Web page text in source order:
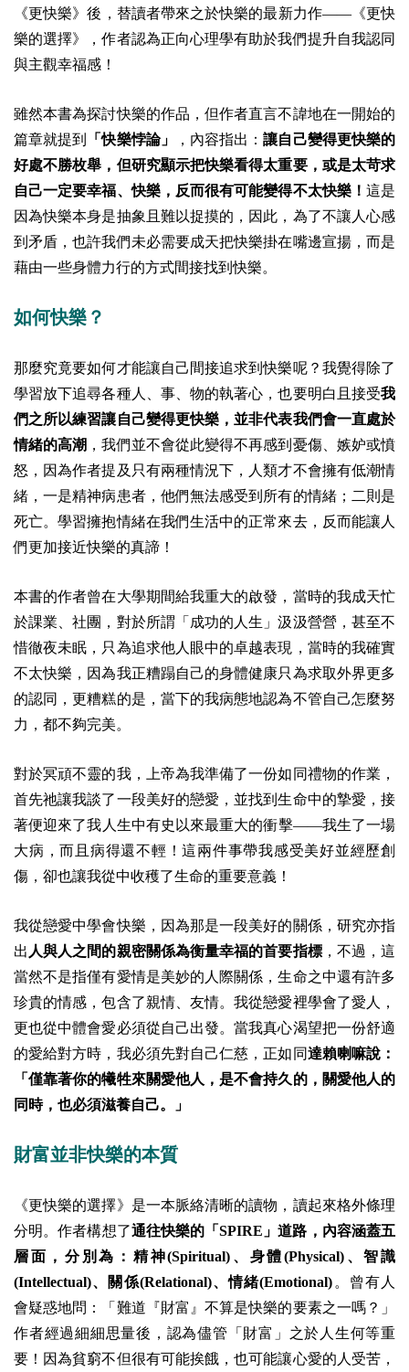
《更快樂》後，替讀者帶來之於快樂的最新力作——《更快
樂的選擇》，作者認為正向心理學有助於我們提升自我認同
與主觀幸福感！
雖然本書為探討快樂的作品，但作者直言不諱地在一開始的
篇章就提到
「快樂悖論」 ，內容指出：讓自己變得更快樂的
好處不勝枚舉，但研究顯示把快樂看得太重要，或是太苛求
自己一定要幸福、快樂，反而很有可能變得不太快樂！ 這是
因為快樂本身是抽象且難以捉摸的，因此，為了不讓人心感
到矛盾，也許我們未必需要成天把快樂掛在嘴邊宣揚，而是
藉由一些身體力行的方式間接找到快樂。
如何快樂？
那麼究竟要如何才能讓自己間接追求到快樂呢？我覺得除了
學習放下追尋各種人、事、物的執著心，也要明白且接受我
們之所以練習讓自己變得更快樂，並非代表我們會一直處於
情緒的高潮 ，我們並不會從此變得不再感到憂傷、嫉妒或憤
怒，因為作者提及只有兩種情況下，人類才不會擁有低潮情
緒，一是精神病患者，他們無法感受到所有的情緒；二則是
死亡。學習擁抱情緒在我們生活中的正常來去，反而能讓人
們更加接近快樂的真諦！
本書的作者曾在大學期間給我重大的啟發，當時的我成天忙
於課業、社團，對於所謂「成功的人生」汲汲營營，甚至不
惜徹夜未眠，只為追求他人眼中的卓越表現，當時的我確實
不太快樂，因為我正糟蹋自己的身體健康只為求取外界更多
的認同，更糟糕的是，當下的我病態地認為不管自己怎麼努
力，都不夠完美。
對於冥頑不靈的我，上帝為我準備了一份如同禮物的作業，
首先祂讓我談了一段美好的戀愛，並找到生命中的摯愛，接
著便迎來了我人生中有史以來最重大的衝擊——我生了一場
大病，而且病得還不輕！這兩件事帶我感受美好並經歷創
傷，卻也讓我從中收穫了生命的重要意義！
我從戀愛中學會快樂，因為那是一段美好的關係，研究亦指
出 人與人之間的親密關係為衡量幸福的首要指標，不過，這
當然不是指僅有愛情是美妙的人際關係，生命之中還有許多
珍貴的情感，包含了親情、友情。我從戀愛裡學會了愛人，
更也從中體會愛必須從自己出發。當我真心渴望把一份舒適
的愛給對方時，我必須先對自己仁慈，正如同達賴喇嘛說：
「僅靠著你的犧牲來關愛他人，是不會持久的，關愛他人的
同時，也必須滋養自己。」
財富並非快樂的本質
《更快樂的選擇》是一本脈絡清晰的讀物，讀起來格外條理
分明。作者構想了通往快樂的「SPIRE」道路，內容涵蓋五
層面，分別為：精神(Spiritual)、身體(Physical)、智識
(Intellectual)、關係(Relational)、情緒(Emotional) 。曾有人
會疑惑地問：「難道『財富』不算是快樂的要素之一嗎？」
作者經過細細思量後，認為儘管「財富」之於人生何等重
要！因為貧窮不但很有可能挨餓，也可能讓心愛的人受苦，